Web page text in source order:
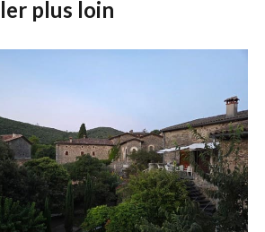
plus loin